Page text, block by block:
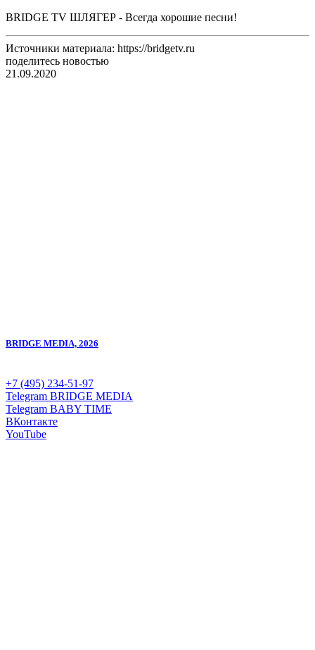
BRIDGE TV ШЛЯГЕР - Всегда хорошие песни!
Источники материала: https://bridgetv.ru
поделитесь новостью
21.09.2020
BRIDGE MEDIA, 2026
+7 (495) 234-51-97
Telegram BRIDGE MEDIA
Telegram BABY TIME
ВКонтакте
YouTube